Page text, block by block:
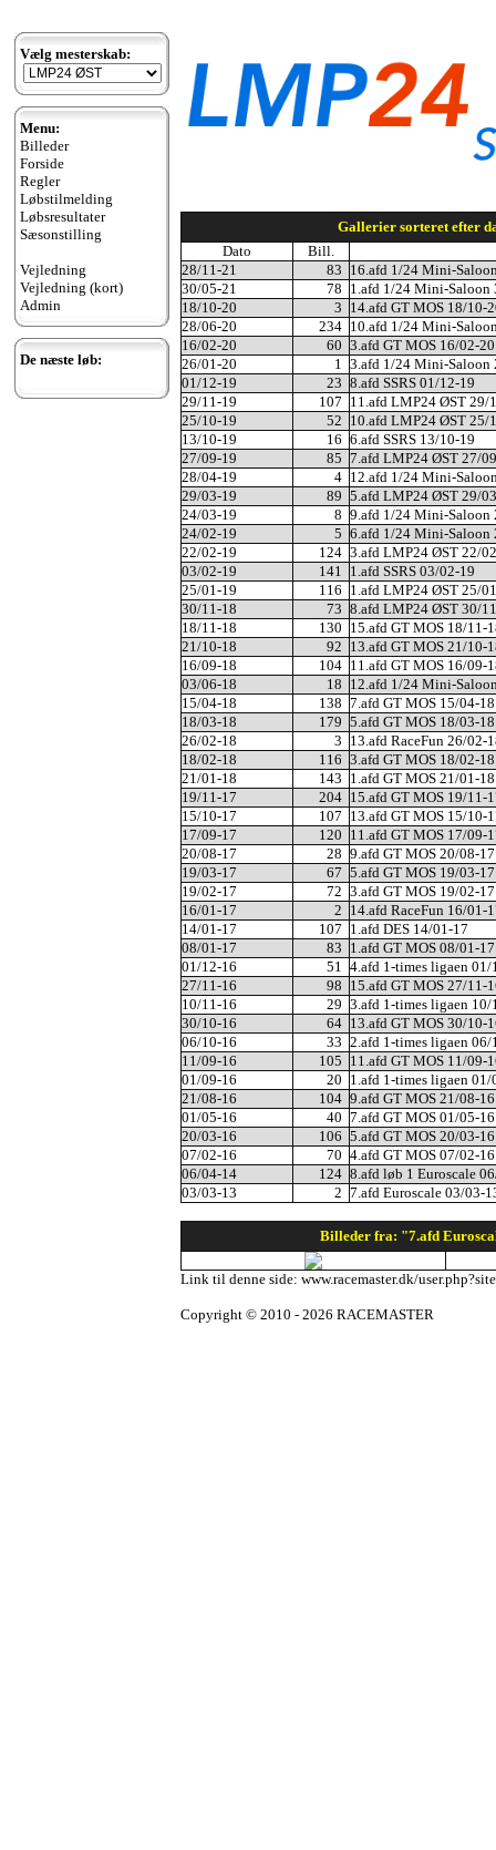
Vælg mesterskab:
Menu:
Billeder
Forside
Regler
Løbstilmelding
Løbsresultater
Sæsonstilling
Vejledning
Vejledning (kort)
Admin
De næste løb:
Gallerier sorteret efter
Dato
Bill.
28/11-21
83 16.afd 1/24 Mini-
30/05-21
78 1.afd 1/24 Mini-Saloon
18/10-20
3 14.afd GT MOS 18/10-
28/06-20
234 10.afd 1/24 Mini-
16/02-20
60 3.afd GT MOS 16/02-20
26/01-20
1 3.afd 1/24 Mini-Saloon
01/12-19
23 8.afd SSRS 01/12-19
29/11-19
107 11.afd LMP24 ØST 29/
25/10-19
52 10.afd LMP24 ØST 25/
13/10-19
16 6.afd SSRS 13/10-19
27/09-19
85 7.afd LMP24 ØST 27/
28/04-19
4 12.afd 1/24 Mini-
29/03-19
89 5.afd LMP24 ØST 29/
24/03-19
8 9.afd 1/24 Mini-Saloon
24/02-19
5 6.afd 1/24 Mini-Saloon
22/02-19
124 3.afd LMP24 ØST 22/
03/02-19
141 1.afd SSRS 03/02-19
25/01-19
116 1.afd LMP24 ØST 25/
30/11-18
73 8.afd LMP24 ØST 30/
18/11-18
130 15.afd GT MOS 18/11-
21/10-18
92 13.afd GT MOS 21/10-
16/09-18
104 11.afd GT MOS 16/09-
03/06-18
18 12.afd 1/24 Mini-
15/04-18
138 7.afd GT MOS 15/04-18
18/03-18
179 5.afd GT MOS 18/03-18
26/02-18
3 13.afd RaceFun 26/02-
18/02-18
116 3.afd GT MOS 18/02-18
21/01-18
143 1.afd GT MOS 21/01-18
19/11-17
204 15.afd GT MOS 19/11-
15/10-17
107 13.afd GT MOS 15/10-
17/09-17
120 11.afd GT MOS 17/09-
20/08-17
28 9.afd GT MOS 20/08-17
19/03-17
67 5.afd GT MOS 19/03-17
19/02-17
72 3.afd GT MOS 19/02-17
16/01-17
2 14.afd RaceFun 16/01-
14/01-17
107 1.afd DES 14/01-17
08/01-17
83 1.afd GT MOS 08/01-17
01/12-16
51 4.afd 1-times ligaen 01/
27/11-16
98 15.afd GT MOS 27/11-
10/11-16
29 3.afd 1-times ligaen 10/
30/10-16
64 13.afd GT MOS 30/10-
06/10-16
33 2.afd 1-times ligaen 06/
11/09-16
105 11.afd GT MOS 11/09-
01/09-16
20 1.afd 1-times ligaen 01/
21/08-16
104 9.afd GT MOS 21/08-16
01/05-16
40 7.afd GT MOS 01/05-16
20/03-16
106 5.afd GT MOS 20/03-16
07/02-16
70 4.afd GT MOS 07/02-16
06/04-14
124 8.afd løb 1 Euroscale
03/03-13
2 7.afd Euroscale 03/03-
Billeder fra: "7.afd
Link til denne side: www.racemaster.dk/
Copyright © 2010 - 2026 RACEMASTER